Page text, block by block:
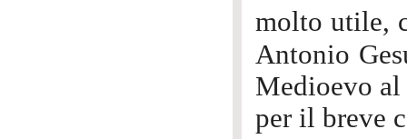
molto utile,
Antonio
Medioevo al
per il breve